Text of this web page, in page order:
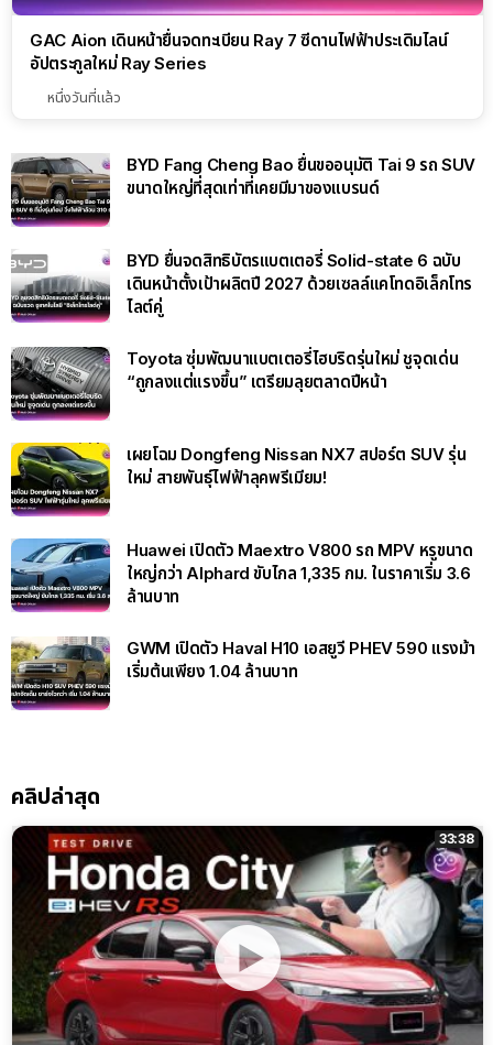
GAC Aion เดินหน้ายื่นจดทะเบียน Ray 7 ซีดานไฟฟ้าประเดิมไลน์
อัปตระกูลใหม่ Ray Series
หนึ่งวันที่แล้ว
BYD Fang Cheng Bao ยื่นขออนุมัติ Tai 9 รถ SUV
ขนาดใหญ่ที่สุดเท่าที่เคยมีมาของแบรนด์
BYD ยื่นจดสิทธิบัตรแบตเตอรี่ Solid-state 6 ฉบับ
เดินหน้าตั้งเป้าผลิตปี 2027 ด้วยเซลล์แคโทดอิเล็กโทร
ไลต์คู่
Toyota ซุ่มพัฒนาแบตเตอรี่ไฮบริดรุ่นใหม่ ชูจุดเด่น
“ถูกลงแต่แรงขึ้น” เตรียมลุยตลาดปีหน้า
เผยโฉม Dongfeng Nissan NX7 สปอร์ต SUV รุ่น
ใหม่ สายพันธุ์ไฟฟ้าลุคพรีเมียม!
Huawei เปิดตัว Maextro V800 รถ MPV หรูขนาด
ใหญ่กว่า Alphard ขับไกล 1,335 กม. ในราคาเริ่ม 3.6
ล้านบาท
GWM เปิดตัว Haval H10 เอสยูวี PHEV 590 แรงม้า
เริ่มต้นเพียง 1.04 ล้านบาท
คลิปล่าสุด
33:38